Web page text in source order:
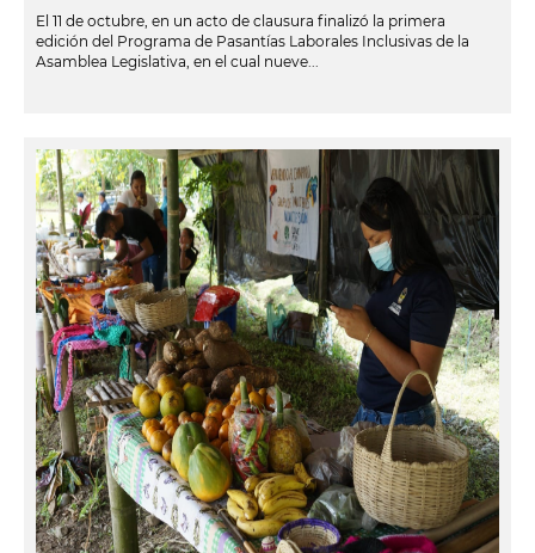
El 11 de octubre, en un acto de clausura finalizó la primera
edición del Programa de Pasantías Laborales Inclusivas de la
Asamblea Legislativa, en el cual nueve...